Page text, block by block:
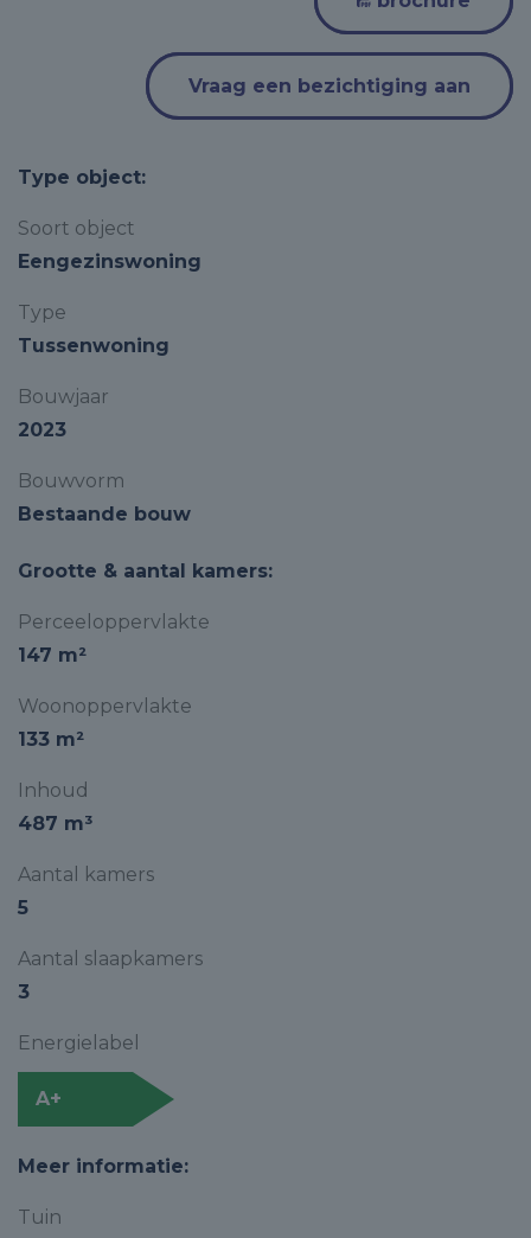
Vraag een bezichtiging aan
Type object:
Soort object
Eengezinswoning
Type
Tussenwoning
Bouwjaar
2023
Bouwvorm
Bestaande bouw
Grootte & aantal kamers:
Perceeloppervlakte
147 m²
Woonoppervlakte
133 m²
Inhoud
487 m³
Aantal kamers
5
Aantal slaapkamers
3
Energielabel
A+
Meer informatie:
Tuin